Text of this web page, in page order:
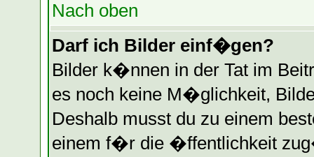
Nach oben
Darf ich Bilder einf�gen?
Bilder k�nnen in der Tat im
es noch keine M�glichkeit,
Deshalb musst du zu einem
einem f�r die �ffentlichkeit